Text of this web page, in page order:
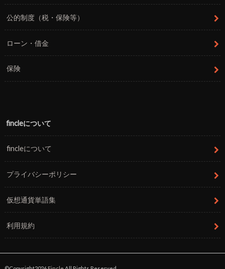
公的制度（税・保険等）
ローン・借金
保険
fincleについて
fincleについて
プライバシーポリシー
仮想通貨単語集
利用規約